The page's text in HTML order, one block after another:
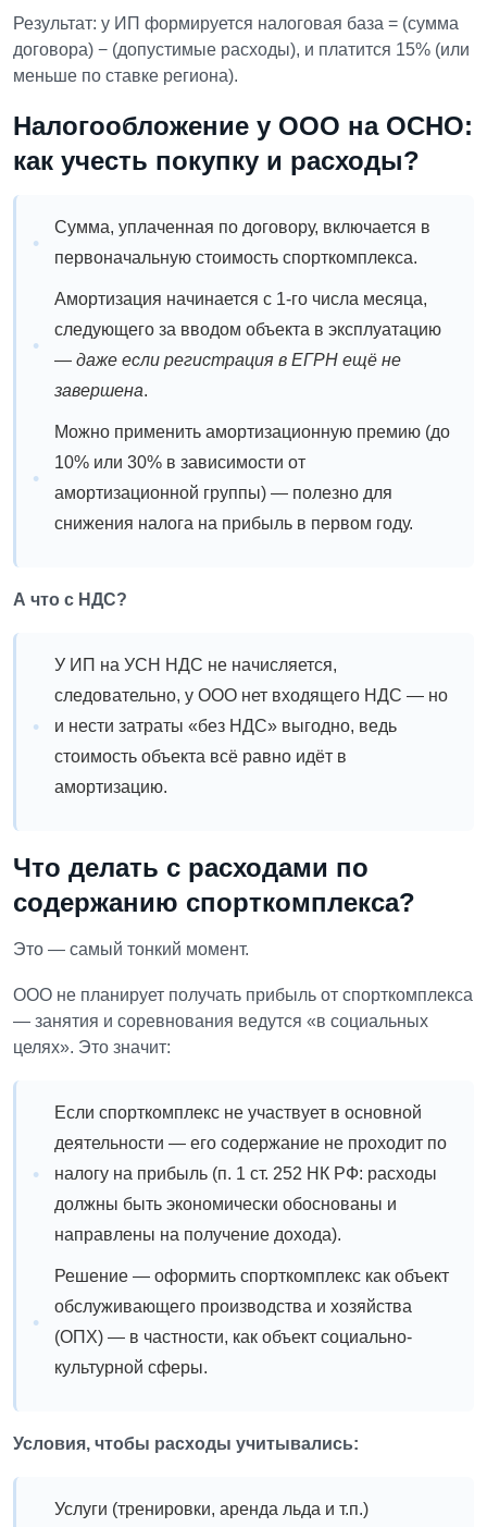
Результат: у ИП формируется налоговая база = (сумма
договора) − (допустимые расходы), и платится 15% (или
меньше по ставке региона).
Налогообложение у ООО на ОСНО:
как учесть покупку и расходы?
Сумма, уплаченная по договору, включается в
первоначальную стоимость спорткомплекса.
Амортизация начинается с 1-го числа месяца,
следующего за вводом объекта в эксплуатацию
— даже если регистрация в ЕГРН ещё не
завершена.
Можно применить амортизационную премию (до
10% или 30% в зависимости от
амортизационной группы) — полезно для
снижения налога на прибыль в первом году.
А что с НДС?
У ИП на УСН НДС не начисляется,
следовательно, у ООО нет входящего НДС — но
и нести затраты «без НДС» выгодно, ведь
стоимость объекта всё равно идёт в
амортизацию.
Что делать с расходами по
содержанию спорткомплекса?
Это — самый тонкий момент.
ООО не планирует получать прибыль от спорткомплекса
— занятия и соревнования ведутся «в социальных
целях». Это значит:
Если спорткомплекс не участвует в основной
деятельности — его содержание не проходит по
налогу на прибыль (п. 1 ст. 252 НК РФ: расходы
должны быть экономически обоснованы и
направлены на получение дохода).
Решение — оформить спорткомплекс как объект
обслуживающего производства и хозяйства
(ОПХ) — в частности, как объект социально-
культурной сферы.
Условия, чтобы расходы учитывались:
Услуги (тренировки, аренда льда и т.п.)